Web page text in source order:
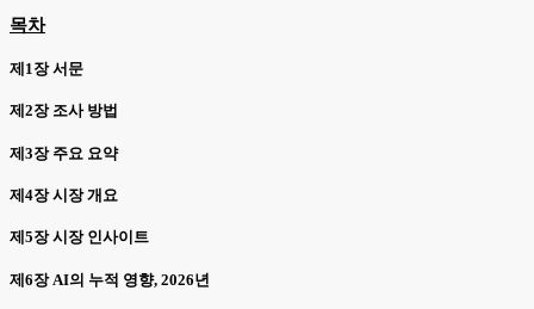
목차
제1장 서문
제2장 조사 방법
제3장 주요 요약
제4장 시장 개요
제5장 시장 인사이트
제6장 AI의 누적 영향, 2026년